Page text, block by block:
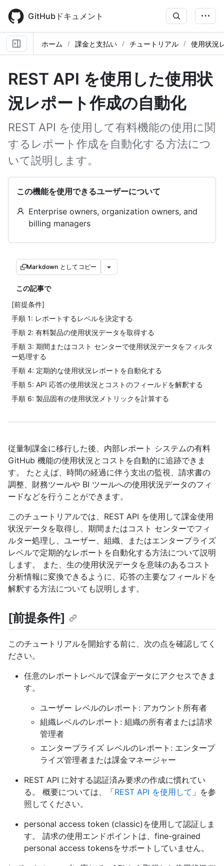
main
content
GitHubドキュメント
ホーム 課金と支払い チュートリアル 使用状況
REST API を使用した使用状
況レポート作成の自動化
REST API を使用して有料機能の使用に関
するレポート作成を自動化する方法につ
いて説明します。
この機能を使用できるユーザーについて
Enterprise owners, organization owners, and
billing managers
Markdown としてコピー
この記事で
[前提条件]
手順 1: レポートするレベルを決定する
手順 2: 有料製品の使用状況データを取得する
手順 3: 期間またはコスト センターで使用状況データをフィルタ
ー処理する
手順 4: 定期的な使用状況レポートを自動化する
手順 5: API 応答の使用状況とコストのフィールドを解釈する
手順 6: 製品固有の使用状況メトリックを計算する
従量制課金に移行した後、内部レポート システムの有料
GitHub 機能の使用状況とコストを自動的に追跡できま
す。 たとえば、時間の経過に伴う支出の監視、請求書の
調整、財務ツールや BI ツールへの使用状況データのフィ
ードなどを行うことができます。
このチュートリアルでは、REST API を使用して課金使用
状況データを取得し、期間またはコスト センターでフィ
ルター処理し、ユーザー、組織、またはエンタープライズ
レベルで定期的なレポートを自動化する方法について説明
します。 また、生の使用状況データを意味のあるコスト
分析情報に変換できるように、応答の主要なフィールドを
解釈する方法についても説明します。
[前提条件]
このチュートリアルを開始する前に、次の点を確認してく
ださい。
任意のレポートレベルで課金データにアクセスできま
す。
ユーザー レベルのレポート: アカウント所有者
組織レベルのレポート: 組織の所有者または請求
管理者
エンタープライズ レベルのレポート: エンタープ
ライズ管理者または課金マネージャー
REST API に対する認証済み要求の作成に慣れてい
る。 概要については、「REST API を使用して 」を参
照してください。
personal access token (classic)を使用して認証しま
す。 請求の使用エンドポイントは、fine-grained
personal access tokensをサポートしていません。